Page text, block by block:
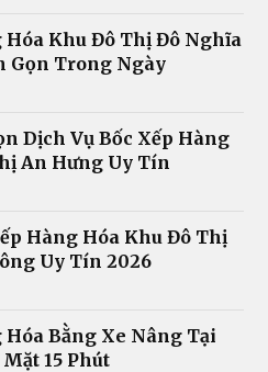
Hóa Khu Đô Thị Đô Nghĩa
Gọn Trong Ngày
Dịch Vụ Bốc Xếp Hàng
An Hưng Uy Tín
Hàng Hóa Khu Đô Thị
Uy Tín 2026
Hóa Bằng Xe Nâng Tại
15 Phút